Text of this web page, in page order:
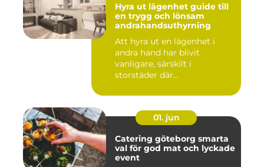
Hyra ut lägenhet guide till
en trygg och lönsam
andrahandsuthyrning
Att hyra ut en lägenhet i
andra hand har blivit
vanligare, särskilt i
storstäder där
01. jun
Catering göteborg smarta
val för god mat och lyckade
event